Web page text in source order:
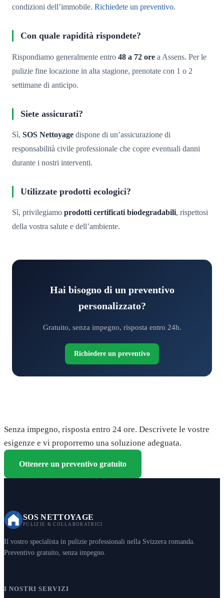
condizioni dell’immobile. Richiedete un preventivo.
Con quale rapidità rispondete?
Rispondiamo generalmente entro 48 a 72 ore a Assens. Per le
pulizie fine locazione in alta stagione, prenotate con 1 o 2
settimane di anticipo.
Siete assicurati?
Sì, SOS Nettoyage dispone di un’assicurazione di
responsabilità civile professionale che copre eventuali danni
durante i nostri interventi.
Utilizzate prodotti ecologici?
Sì, privilegiamo prodotti certificati biodegradabili, rispettosi
della vostra salute e dell’ambiente.
Hai bisogno di un preventivo
personalizzato?
Gratuito, senza impegno, risposta entro 24h.
Richiedere un preventivo
Senza impegno, risposta entro 24 ore. Descrivete le vostre
esigenze e vi proporremo una soluzione adeguata.
Ottenere un preventivo gratuito
SOS NETTOYAGE
PULIZIE & COLLABORATRICI
Il vostro specialista in pulizie professionali nella Svizzera romanda.
Preventivo gratuito, senza impegno.
I NOSTRI SERVIZI